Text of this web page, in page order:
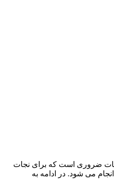
ضروری است که برای نجات
می شود. در ادامه به